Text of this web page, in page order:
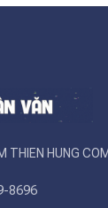
THIEN HUNG
8696